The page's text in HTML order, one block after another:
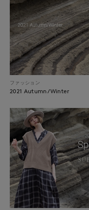
ファッション
2021 Autumn/Winter